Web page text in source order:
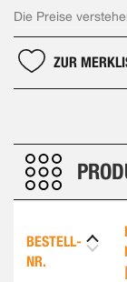
Die Preise
ZUR
BESTELL-
NR.